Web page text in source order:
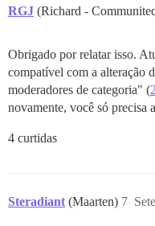
RGJ (Richard -
Obrigado por relatar isso.
compatível com a alteração
moderadores de categoria" (
novamente, você só precisa
4 curtidas
Steradiant (Maarten) 7